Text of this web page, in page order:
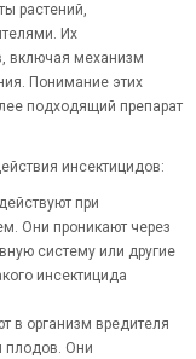
растений,
Их
включая механизм
Понимание этих
подходящий препарат
инсектицидов:
при
Они проникают через
систему или другие
инсектицида
в организм вредителя
плодов. Они